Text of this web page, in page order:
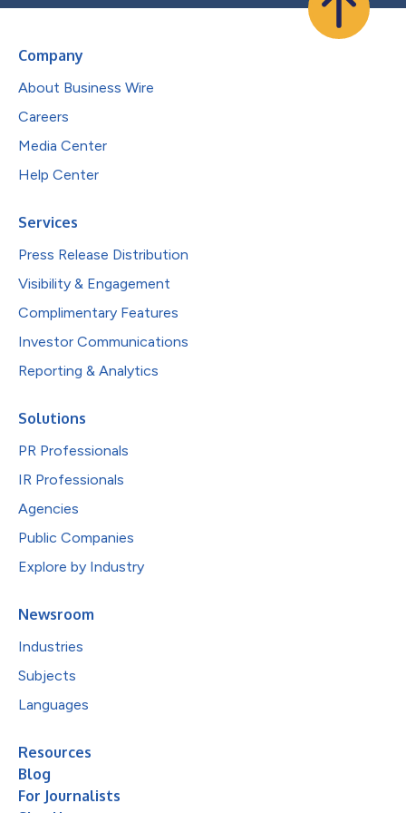
Company
About Business Wire
Careers
Media Center
Help Center
Services
Press Release Distribution
Visibility & Engagement
Complimentary Features
Investor Communications
Reporting & Analytics
Solutions
PR Professionals
IR Professionals
Agencies
Public Companies
Explore by Industry
Newsroom
Industries
Subjects
Languages
Resources
Blog
For Journalists